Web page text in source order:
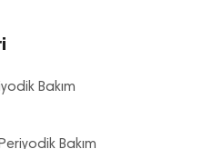
Bakım
Bakım